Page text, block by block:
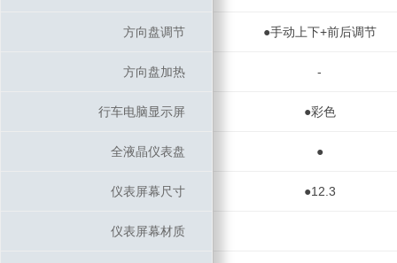
方向盘调节 ●手动上下+前后调节
方向盘加热 -
行车电脑显示屏 ●彩色
全液晶仪表盘 ●
仪表屏幕尺寸 ●12.3
仪表屏幕材质
方向盘调节
方向盘加热
行车电脑显示屏
全液晶仪表盘
仪表屏幕尺寸
仪表屏幕材质